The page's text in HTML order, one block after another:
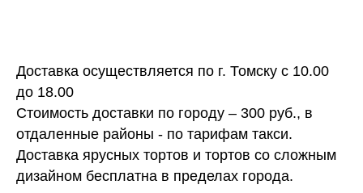
Доставка осуществляется по г. Томску с 10.00
до 18.00
Стоимость доставки по городу – 300 руб., в
отдаленные районы - по тарифам такси.
Доставка ярусных тортов и тортов со сложным
дизайном бесплатна в пределах города.